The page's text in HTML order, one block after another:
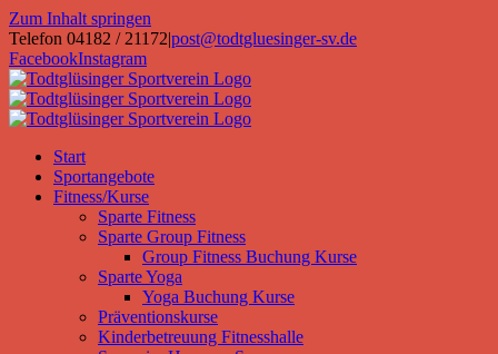
Zum Inhalt springen
Telefon 04182 / 21172|post@todtgluesinger-sv.de
FacebookInstagram
Start
Sportangebote
Fitness/Kurse
Sparte Fitness
Sparte Group Fitness
Group Fitness Buchung Kurse
Sparte Yoga
Yoga Buchung Kurse
Präventionskurse
Kinderbetreuung Fitnesshalle